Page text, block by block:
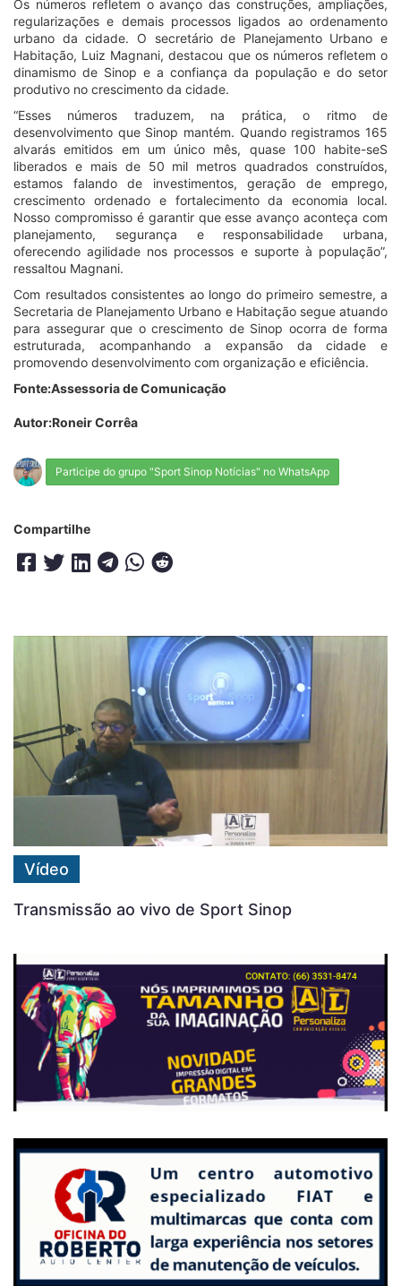
Os números refletem o avanço das construções, ampliações,
regularizações e demais processos ligados ao ordenamento
urbano da cidade. O secretário de Planejamento Urbano e
Habitação, Luiz Magnani, destacou que os números refletem o
dinamismo de Sinop e a confiança da população e do setor
produtivo no crescimento da cidade.
“Esses números traduzem, na prática, o ritmo de
desenvolvimento que Sinop mantém. Quando registramos 165
alvarás emitidos em um único mês, quase 100 habite-seS
liberados e mais de 50 mil metros quadrados construídos,
estamos falando de investimentos, geração de emprego,
crescimento ordenado e fortalecimento da economia local.
Nosso compromisso é garantir que esse avanço aconteça com
planejamento, segurança e responsabilidade urbana,
oferecendo agilidade nos processos e suporte à população”,
ressaltou Magnani.
Com resultados consistentes ao longo do primeiro semestre, a
Secretaria de Planejamento Urbano e Habitação segue atuando
para assegurar que o crescimento de Sinop ocorra de forma
estruturada, acompanhando a expansão da cidade e
promovendo desenvolvimento com organização e eficiência.
Fonte:Assessoria de Comunicação
Autor:Roneir Corrêa
Participe do grupo "Sport Sinop Notícias" no WhatsApp
Compartilhe
Vídeo
Transmissão ao vivo de Sport Sinop